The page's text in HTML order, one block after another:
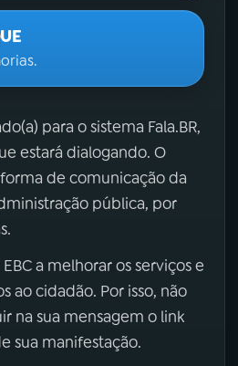
para o sistema Fala.BR,
estará dialogando. O
de comunicação da
pública, por
a melhorar os serviços e
ao cidadão. Por isso, não
na sua mensagem o link
sua manifestação.